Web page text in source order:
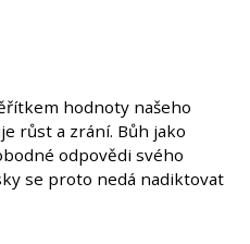
hodnoty našeho
růst a zrání. Bůh jako
odpovědi svého
se proto nedá nadiktovat